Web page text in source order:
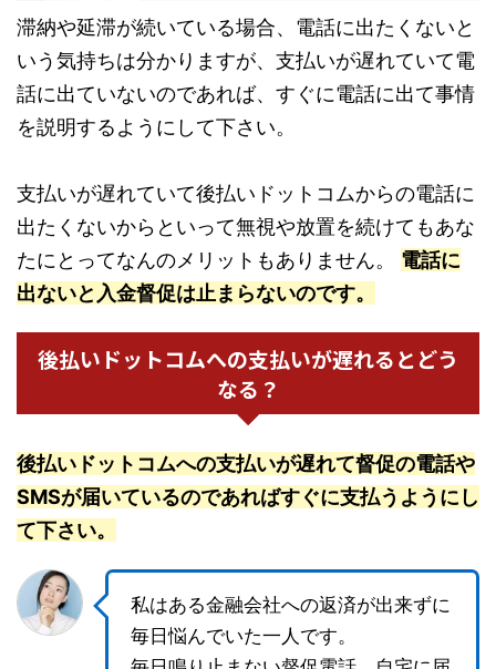
滞納や延滞が続いている場合、電話に出たくないと
いう気持ちは分かりますが、支払いが遅れていて電
話に出ていないのであれば、すぐに電話に出て事情
を説明するようにして下さい。
支払いが遅れていて後払いドットコムからの電話に
出たくないからといって無視や放置を続けてもあな
たにとってなんのメリットもありません。 電話に
出ないと入金督促は止まらないのです。
後払いドットコムへの支払いが遅れるとどう
なる？
後払いドットコムへの支払いが遅れて督促の電話や
SMSが届いているのであればすぐに支払うようにし
て下さい。
私はある金融会社への返済が出来ずに
毎日悩んでいた一人です。